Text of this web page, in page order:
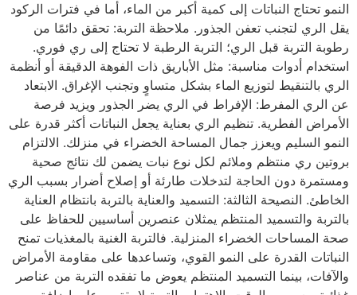
النمو تحتاج النباتات إلى كمية أكبر من الماء، أما في فترات الركود
يقل الري لتجنب تعفن الجذور. ملاحظة التربة: تحقق دائمًا من
رطوبة التربة قبل الري؛ التربة الرطبة لا تحتاج إلى ري فوري.
استخدام أدوات مناسبة: مثل الأباريق ذات الفوهة الدقيقة أو أنظمة
الري بالتنقيط لتوزيع الماء بشكل متساوٍ وتجنب الإغراق. الابتعاد
عن الري المفرط: الإفراط في الري يضر الجذور ويزيد فرصة
الأمراض الفطرية. تنظيم الري بعناية يجعل النباتات أكثر قدرة على
النمو السليم ويعزز جمال المساحة الخضراء في منزلك. الالتزام
بروتين ري منتظم وملائم لكل نوع نبات يضمن لك نتائج صحية
ومستمرة دون الحاجة لتدخلات طارئة أو إصلاح أضرار بسبب الري
الخاطئ. النصيحة الثالثة: التسميد والعناية بالتربة بانتظام العناية
بالتربة والتسميد المنتظم يمثلان عنصرين أساسيين للحفاظ على
صحة المساحات الخضراء المنزلية. فالتربة الغنية بالمغذيات تمنح
النباتات القدرة على النمو القوي، وتساعدها على مقاومة الأمراض
والآفات، بينما التسميد المنتظم يعوض ما تفقده التربة من عناصر